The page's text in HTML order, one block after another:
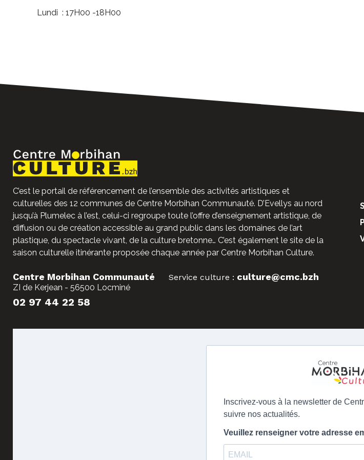
Lundi : 17H00 -18H00
C’est le portail de référencement de l’ensemble des activités artistiques et
culturelles des 12 communes de Centre Morbihan Communauté. D’Evellys au nord
jusqu’à Plumelec à l’est, celui-ci regroupe toute l’offre d’enseignement artistique, de
diffusion ou de création accessible au grand public dans les domaines de l’art
plastique, du spectacle vivant, de la culture bretonne… C’est également le site de la
saison culturelle itinérante proposée chaque année par Centre Morbihan Culture.
Centre Morbihan Communauté
ZI de Kerjean - 56500 Locminé
02 97 44 22 58
Service culture : culture@cmc.bzh
Inscrivez-vous à la newsletter de
suivre nos actualités.
Veuillez renseigner votre adresse